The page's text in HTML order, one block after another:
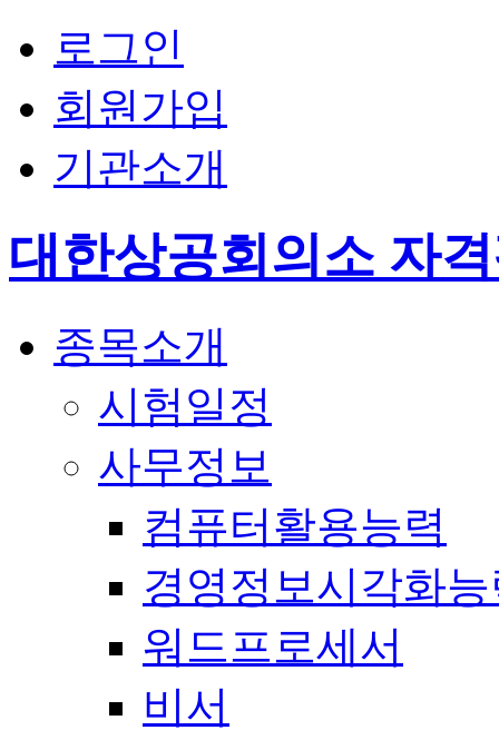
로그인
회원가입
기관소개
대한상공회의소 자
종목소개
시험일정
사무정보
컴퓨터활용능력
경영정보시각화
워드프로세서
비서